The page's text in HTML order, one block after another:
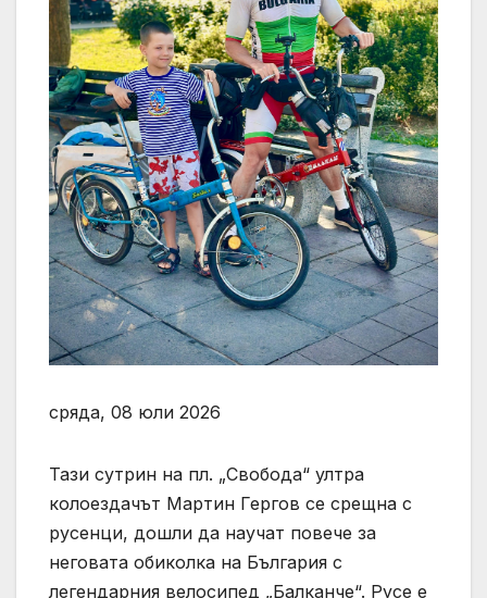
сряда, 08 юли 2026
Тази сутрин на пл. „Свобода“ ултра
колоездачът Мартин Гергов се срещна с
русенци, дошли да научат повече за
неговата обиколка на България с
легендарния велосипед „Балканче“. Русе е